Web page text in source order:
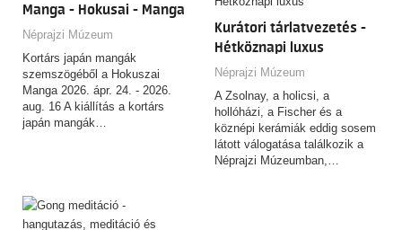
Manga - Hokusai - Manga
Néprajzi Múzeum
Kortárs japán mangák
szemszögéből a Hokuszai
Manga 2026. ápr. 24. - 2026.
aug. 16 A kiállítás a kortárs
japán mangák…
Kurátori tárlatvezetés -
Hétköznapi luxus
Néprajzi Múzeum
A Zsolnay, a holicsi, a
hollóházi, a Fischer és a
köznépi kerámiák eddig sosem
látott válogatása találkozik a
Néprajzi Múzeumban,…